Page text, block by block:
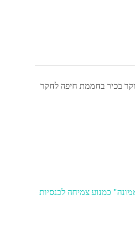
בכיר בחממת חיפה לחקר
כמנוע צמיחה לכנסיות